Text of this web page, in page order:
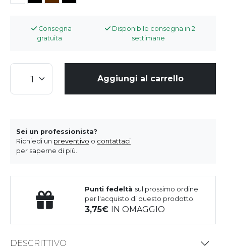
Consegna
gratuita
Disponibile consegna in 2
settimane
Aggiungi al carrello
Sei un professionista?
Richiedi un preventivo o contattaci
per saperne di più.
Punti fedeltà sul prossimo ordine
per l'acquisto di questo prodotto.
3,75 IN OMAGGIO
DESCRITTIVO